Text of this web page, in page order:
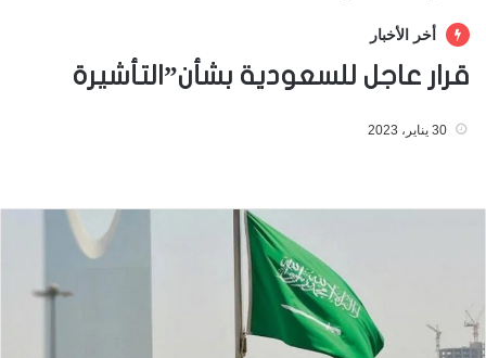
أخر الأخبار
قرار عاجل للسعودية بشأن”التأشيرة
30 يناير، 2023